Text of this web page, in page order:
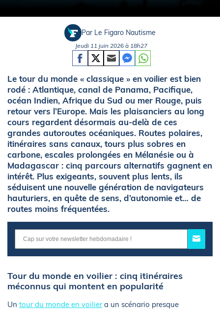
Par Le Figaro Nautisme
Jeudi 11 juin 2026 à 18h27
Le tour du monde « classique » en voilier est bien
rodé : Atlantique, canal de Panama, Pacifique,
océan Indien, Afrique du Sud ou mer Rouge, puis
retour vers l’Europe. Mais les plaisanciers au long
cours regardent désormais au-delà de ces
grandes autoroutes océaniques. Routes polaires,
itinéraires sans canaux, tours plus sobres en
carbone, escales prolongées en Mélanésie ou à
Madagascar : cinq parcours alternatifs gagnent en
intérêt. Plus exigeants, souvent plus lents, ils
séduisent une nouvelle génération de navigateurs
hauturiers, en quête de sens, d’autonomie et… de
routes moins fréquentées.
Tour du monde en voilier : cinq itinéraires
méconnus qui montent en popularité
Un tour du monde en voiliera un scénario presque